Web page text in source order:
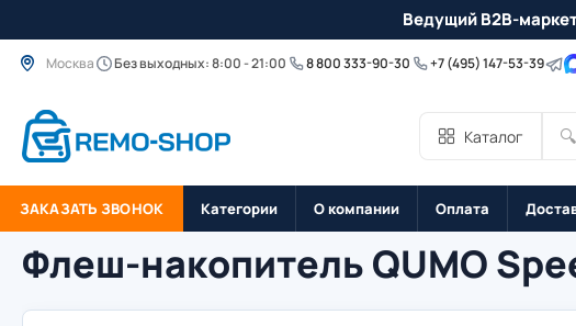
Ведущий B2B-
Москва Без выходных: 8:00 - 21:00 8 800 333-90-30 +7 (495) 147-53-39
Каталог 🔍
ЗАКАЗАТЬ ЗВОНОК Категории О компании Оплата
Флеш-накопитель QUMO